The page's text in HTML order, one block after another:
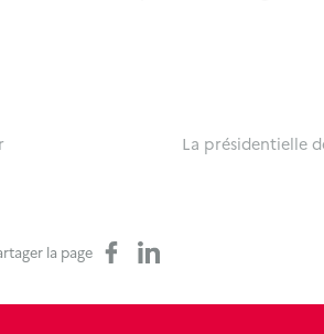
La présidentielle
la page Partager sur Facebook
Partager sur LinkedIn